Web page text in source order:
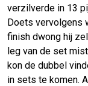
verzilverde in 13
Doets vervolgens
finish dwong hij
leg van de set
kon de dubbel
in sets te komen.